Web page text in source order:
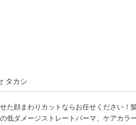
タカシ
た顔まわりカットならお任せください！
低ダメージストレートパーマ、ケアカラ